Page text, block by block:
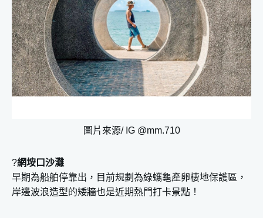
圖片來源/ IG @mm.710
?網垵口沙灘
早期為船舶停靠出，目前規劃為綠蠵龜產卵棲地保護區，
岸邊波浪造型的矮牆也是近期熱門打卡景點！